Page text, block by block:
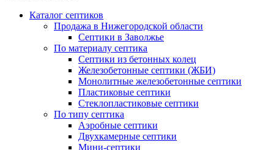
Каталог септиков
Продажа в Нижегородской области
Септики в Заволжье
По материалу септика
Септики из бетонных колец
Железобетонные септики (ЖБИ)
Монолитные железобетонные септики
Пластиковые септики
Стеклопластиковые септики
По типу септика
Аэробные септики
Двухкамерные септики
Мини-септики